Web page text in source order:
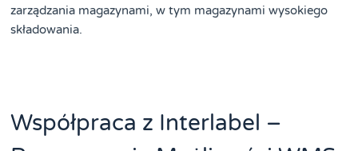
zarządzania magazynami, w tym magazynami wysokiego
składowania.
Współpraca z Interlabel –